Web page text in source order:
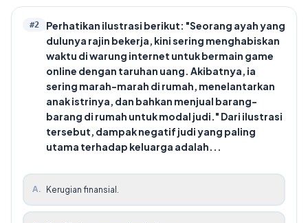
#2
Perhatikan ilustrasi berikut: "Seorang ayah yang
dulunya rajin bekerja, kini sering menghabiskan
waktu di warung internet untuk bermain game
online dengan taruhan uang. Akibatnya, ia
sering marah-marah di rumah, menelantarkan
anak istrinya, dan bahkan menjual barang-
barang di rumah untuk modal judi." Dari ilustrasi
tersebut, dampak negatif judi yang paling
utama terhadap keluarga adalah...
A. Kerugian finansial.